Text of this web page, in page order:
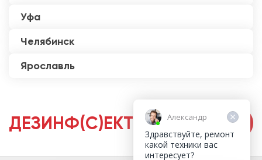
Уфа
Челябинск
Ярославль
ДЕЗИНФ(С)ЕКТОРЫАлександр
Здравствуйте, ремонт
какой техники вас
интересует?